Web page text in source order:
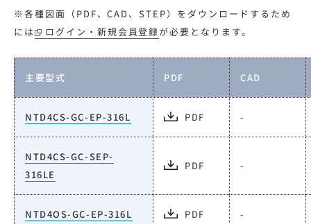
※各種図面（PDF、CAD、STEP）をダウンロードするため
には
ログイン・新規会員登録が必要となります。
主要型式 PDF CAD
NTD4CS-GC-EP-316L PDF -
NTD4CS-GC-SEP-
316LE
PDF -
NTD4OS-GC-EP-316L PDF -